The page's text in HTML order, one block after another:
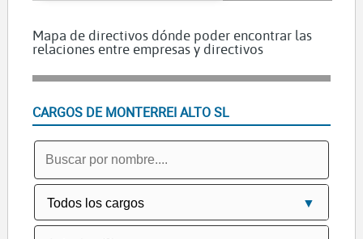
Mapa de directivos dónde poder encontrar las
relaciones entre empresas y directivos
CARGOS DE MONTERREI ALTO SL